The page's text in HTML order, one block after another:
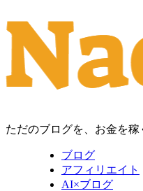
ただのブログを、お金を稼
ブログ
アフィリエイト
AI×ブログ